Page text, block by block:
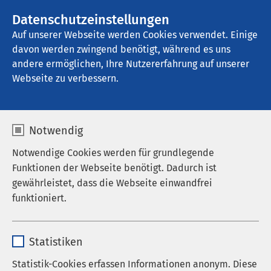
Datenschutzeinstellungen
Auf unserer Webseite werden Cookies verwendet. Einige
davon werden zwingend benötigt, während es uns
andere ermöglichen, Ihre Nutzererfahrung auf unserer
Webseite zu verbessern.
Notwendig
Notwendige Cookies werden für grundlegende
Funktionen der Webseite benötigt. Dadurch ist
gewährleistet, dass die Webseite einwandfrei
funktioniert.
Anbieter sgalinski
Statistiken
Statistik-Cookies erfassen Informationen anonym. Diese
AMEOS Klinikum Inntal - Klinik für
Transkulturelle Psychosomatik